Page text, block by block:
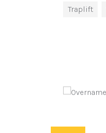
Traplift